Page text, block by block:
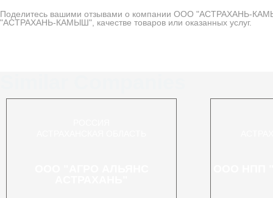
Поделитесь вашими отзывами о компании ООО "АСТРАХАНЬ-
"АСТРАХАНЬ-КАМЫШ", качестве товаров или оказанных услуг.